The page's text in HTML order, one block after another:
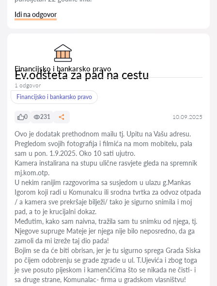
Idi na odgovor
Financijsko i bankarsko pravo
Ev.odšteta za pad na cestu
1 odgovor
Financijsko i bankarsko pravo
0 231 10.09.2025
Ovo je dodatak prethodnom mailu tj. Upitu na Vašu adresu.
Pregledom svojih fotografija i filmića na mom mobitelu, pala
sam u pon. 1.9.2025. Oko 10 sati ujutro.
Kamera instalirana na stupu ulične rasvjete gleda na spremnik
mj.kom.otp.
U nekim ranijim razgovorima sa susjedom u ulazu g.Mankas
Igorom koji radi u Komunalcu ili srodna tvrtka za odvoz otpada
/ a kamera sve prekršaje bilježi/ tako je sigurno snimila i moj
pad, a to je krucijalni dokaz.
Međutim, kako sam naivna, tražila sam tu snimku od njega, tj.
Njegove supruge Mateje jer njega nije bilo neposredno, da ga
zamoli da mi izreže taj dio pada!
Bojim se da će biti obrisan, jer je tu sigurno sprega Grada Siska
po čijem odobrenju se grade zgrade u ul. T.Ujevića i zbog toga
je sve posuto pijeskom i kamenčićima što se nikada ne čisti- i
sa druge strane, Komunalac- firma u gradskom vlasništvu!